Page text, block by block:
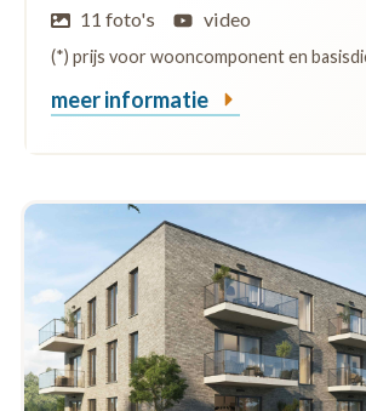
11 foto's video
(*) prijs voor wooncomponent en
meer informatie